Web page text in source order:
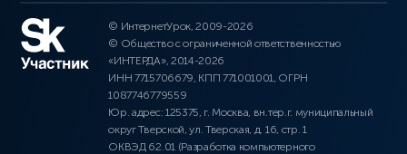
© ИнтернетУрок, 2009-2026
© Общество с ограниченной ответственностью
«ИНТЕРДА», 2014-2026
ИНН 7715706679, КПП 771001001, ОГРН
1087746779559
Юр. адрес: 125375, г. Москва, вн.тер.г. муниципальный
округ Тверской, ул. Тверская, д. 16, стр. 1
ОКВЭД 62.01 (Разработка компьютерного